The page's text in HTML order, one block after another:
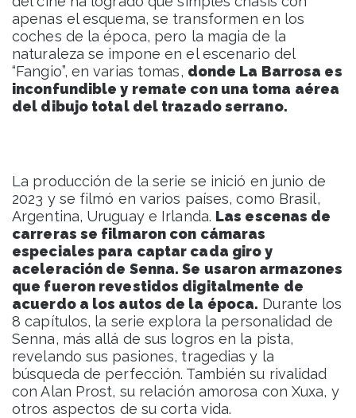
apenas el esquema, se transformen en los
coches de la época, pero la magia de la
naturaleza se impone en el escenario del
“Fangio”, en varias tomas, donde La Barrosa es
inconfundible y remate con una toma aérea
del dibujo total del trazado serrano.
La producción de la serie se inició en junio de
2023 y se filmó en varios países, como Brasil,
Argentina, Uruguay e Irlanda. Las escenas de
carreras se filmaron con cámaras
especiales para captar cada giro y
aceleración de Senna. Se usaron armazones
que fueron revestidos digitalmente de
acuerdo a los autos de la época. Durante los
8 capítulos, la serie explora la personalidad de
Senna, más allá de sus logros en la pista,
revelando sus pasiones, tragedias y la
búsqueda de perfección. También su rivalidad
con Alan Prost, su relación amorosa con Xuxa, y
otros aspectos de su corta vida.